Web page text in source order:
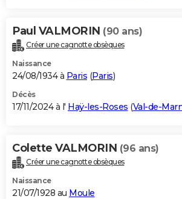
Bricolage
Lifestyle
Culture
Sport
Auto
Television
Voyage
Cinema
Paul VALMORIN (90 ans)
Créer une cagnotte obsèques
Naissance
24/08/1934 à Paris (Paris)
Décès
17/11/2024 à l' Haÿ-les-Roses (Val-de-
Colette VALMORIN (96 ans)
Créer une cagnotte obsèques
Naissance
21/07/1928 au Moule